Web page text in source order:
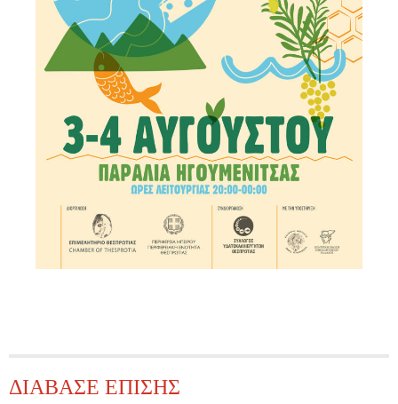
ΔΙΑΒΑΣΕ ΕΠΙΣΗΣ